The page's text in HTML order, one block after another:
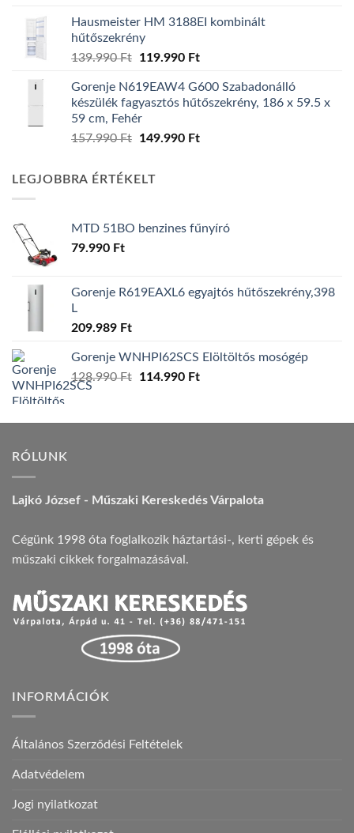
was:
139.990 Ft.
is:
Hausmeister HM 3188EI kombinált
hűtőszekrény
139.990Ft
Original
was:
139.990 Ft.
119.990 FtCurrent
is:
119.990 Ft.
Gorenje N619EAW4 G600 Szabadonálló
készülék fagyasztós hűtőszekrény, 186 x 59.5 x
59 cm, Fehér
157.990Ft
Original
157.990 Ft.
149.990 FtCurrent
LEGJOBBRA ÉRTÉKELT
MTD 51BO benzines fűnyíró
79.990 Ft
Gorenje R619EAXL6 egyajtós hűtőszekrény,398
L
209.989 Ft
Gorenje WNHPI62SCS Elöltöltős mosógép
128.990Ft
Original
128.990 Ft.
114.990 FtCurrent
114.990 Ft.
RÓLUNK
Lajkó József - Műszaki Kereskedés Várpalota
Cégünk 1998 óta foglalkozik háztartási-, kerti gépek és
műszaki cikkek forgalmazásával.
INFORMÁCIÓK
Általános Szerződési Feltételek
Adatvédelem
Jogi nyilatkozat